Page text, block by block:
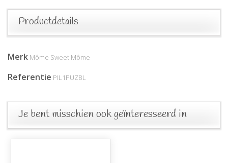
Productdetails
Merk Môme Sweet Môme
Referentie PIL1PUZBL
Je bent misschien ook geïnteresseerd in